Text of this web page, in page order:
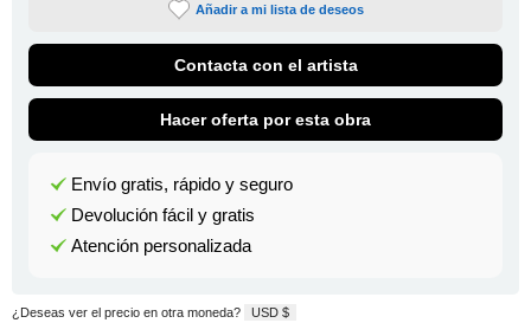
Añadir a mi lista de deseos
Contacta con el artista
Hacer oferta por esta obra
Envío gratis, rápido y seguro
Devolución fácil y gratis
Atención personalizada
¿Deseas ver el precio en otra moneda? USD $